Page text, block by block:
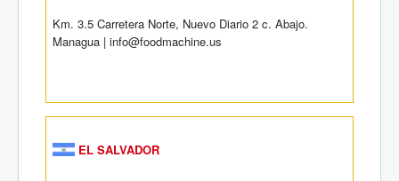
Km. 3.5 Carretera Norte, Nuevo Diario 2 c. Abajo.
Managua | info@foodmachine.us
EL SALVADOR